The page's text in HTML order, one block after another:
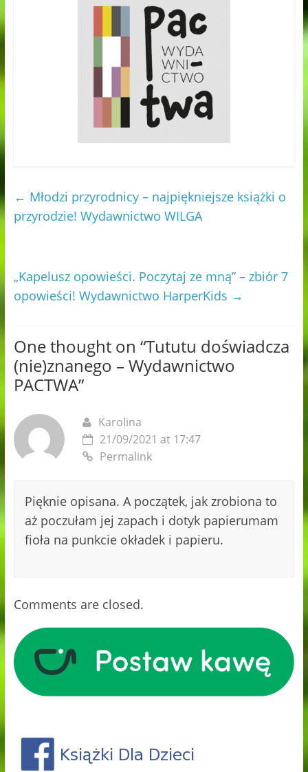
← Młodzi przyrodnicy – najpiękniejsze książki o
przyrodzie! Wydawnictwo WILGA
„Kapelusz opowieści. Poczytaj ze mną” – zbiór 7
opowieści! Wydawnictwo HarperKids →
One thought on “Tututu doświadcza
(nie)znanego – Wydawnictwo
PACTWA”
Karolina
21/09/2021 at 17:47
Permalink
Pięknie opisana. A początek, jak zrobiona to
aż poczułam jej zapach i dotyk papierumam
fioła na punkcie okładek i papieru.
Comments are closed.